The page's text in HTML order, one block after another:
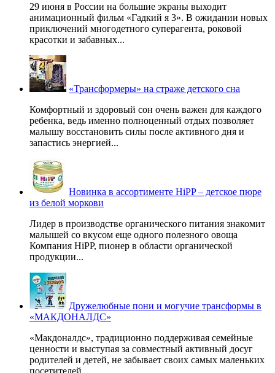
29 июня в России на большие экраны выходит
анимационный фильм «Гадкий я 3». В ожидании новых
приключений многодетного суперагента, роковой
красотки и забавных...
«Трансформеры» на страже детского сна
Комфортный и здоровый сон очень важен для каждого
ребенка, ведь именно полноценный отдых позволяет
малышу восстановить силы после активного дня и
запастись энергией...
Новинка в ассортименте HiPP – детское пюре
из белой моркови
Лидер в производстве органического питания знакомит
малышей со вкусом еще одного полезного овоща
Компания HiPP, пионер в области органической
продукции...
Дружелюбные пони и могучие трансформы в
«МАКДОНАЛДС»
«Макдоналдс», традиционно поддерживая семейные
ценности и выступая за совместный активный досуг
родителей и детей, не забывает своих самых маленьких
посетителей...